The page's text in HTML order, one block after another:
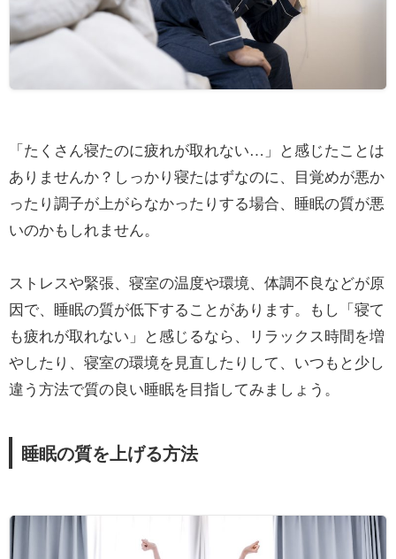
「たくさん寝たのに疲れが取れない…」と感じたことは
ありませんか？しっかり寝たはずなのに、目覚めが悪か
ったり調子が上がらなかったりする場合、睡眠の質が悪
いのかもしれません。
ストレスや緊張、寝室の温度や環境、体調不良などが原
因で、睡眠の質が低下することがあります。もし「寝て
も疲れが取れない」と感じるなら、リラックス時間を増
やしたり、寝室の環境を見直したりして、いつもと少し
違う方法で質の良い睡眠を目指してみましょう。
睡眠の質を上げる方法